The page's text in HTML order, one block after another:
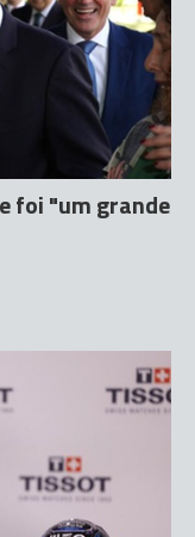
foi "um grande